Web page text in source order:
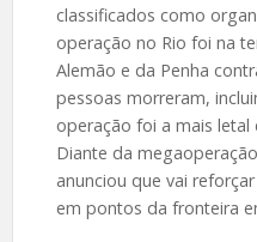
classificados como
operação no Rio foi na
Alemão e da Penha
pessoas morreram,
operação foi a mais
Diante da
anunciou que vai
em pontos da fronteira